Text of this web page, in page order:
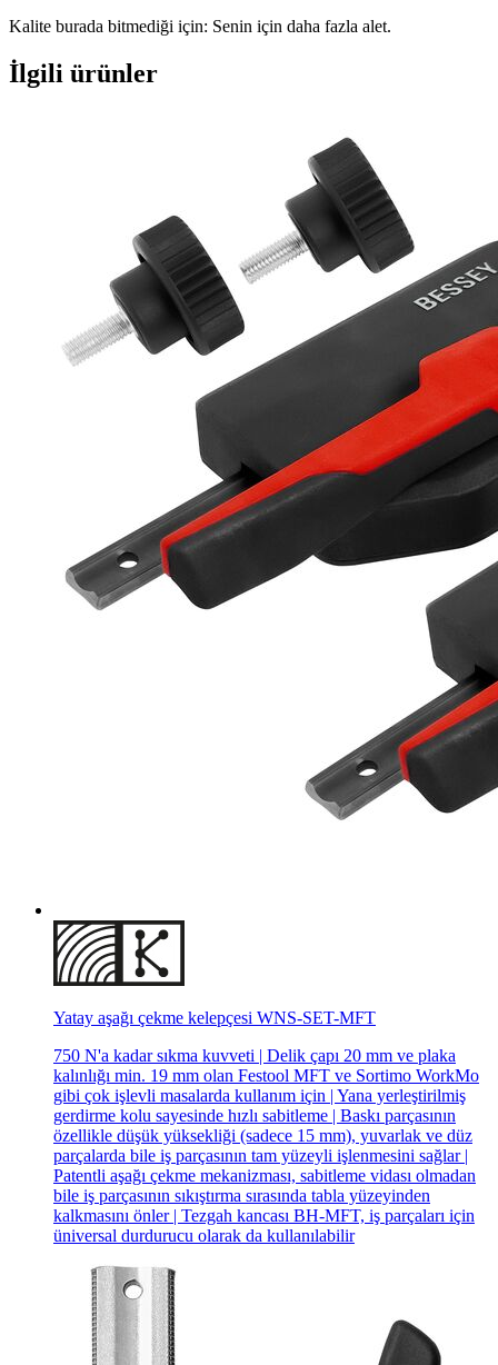
Kalite burada bitmediği için: Senin için daha fazla alet.
İlgili ürünler
Yatay aşağı çekme kelepçesi WNS-SET-MFT
750 N'a kadar sıkma kuvveti | Delik çapı 20 mm ve plaka
kalınlığı min. 19 mm olan Festool MFT ve Sortimo WorkMo
gibi çok işlevli masalarda kullanım için | Yana yerleştirilmiş
gerdirme kolu sayesinde hızlı sabitleme | Baskı parçasının
özellikle düşük yüksekliği (sadece 15 mm), yuvarlak ve düz
parçalarda bile iş parçasının tam yüzeyli işlenmesini sağlar |
Patentli aşağı çekme mekanizması, sabitleme vidası olmadan
bile iş parçasının sıkıştırma sırasında tabla yüzeyinden
kalkmasını önler | Tezgah kancası BH-MFT, iş parçaları için
üniversal durdurucu olarak da kullanılabilir